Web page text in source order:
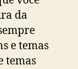
da
e temas
temas